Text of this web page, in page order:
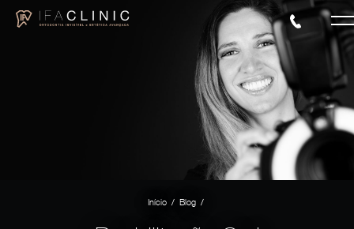
Início / Blog /